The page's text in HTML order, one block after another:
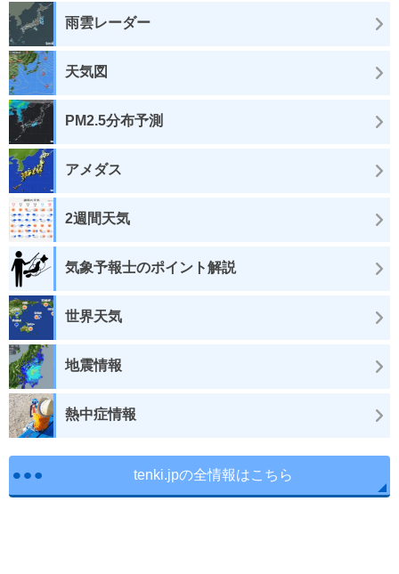
雨雲レーダー
天気図
PM2.5分布予測
アメダス
2週間天気
気象予報士のポイント解説
世界天気
地震情報
熱中症情報
tenki.jpの全情報はこちら